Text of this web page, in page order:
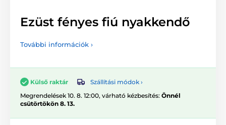
Ezüst fényes fiú nyakkendő
További információk ›
Külső raktár
Szállítási módok ›
Megrendelések 10. 8. 12:00, várható kézbesítés: Önnél
csütörtökön 8. 13.